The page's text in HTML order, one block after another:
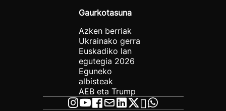
Gaurkotasuna
Azken berriak
Ukrainako gerra
Euskadiko lan
egutegia 2026
Eguneko
albisteak
AEB eta Trump